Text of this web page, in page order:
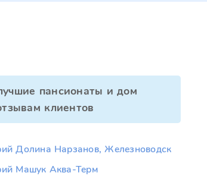
пансионаты и дом
по отзывам клиентов
Долина Нарзанов, Железноводск
Машук Аква-Терм